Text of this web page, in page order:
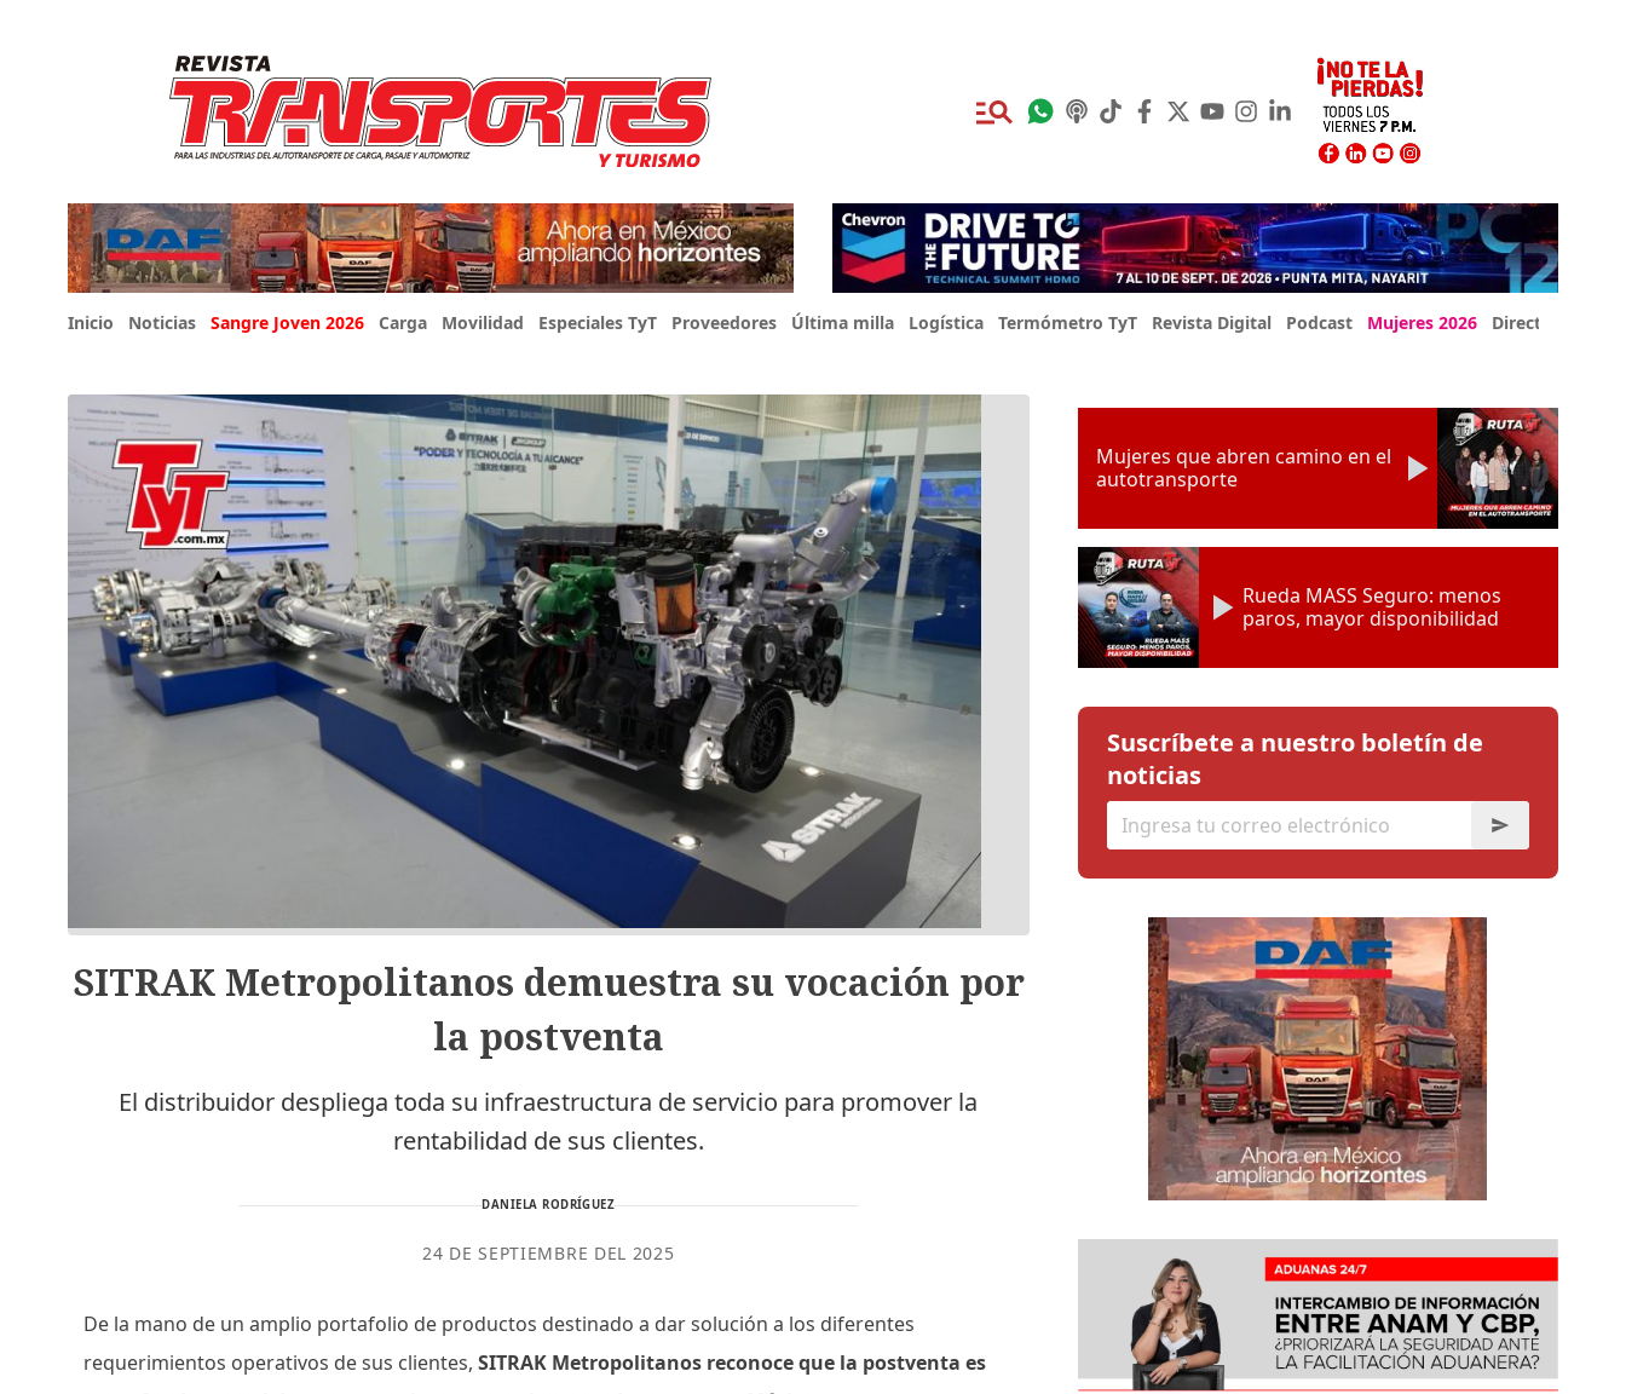
Inicio Noticias Sangre Joven 2026 Carga Movilidad Especiales TyT Proveedores Última milla Logística Termómetro TyT Revista Digital Podcast Mujeres 2026 Directorio Expo
SITRAK Metropolitanos demuestra su vocación por
la postventa
El distribuidor despliega toda su infraestructura de servicio para promover la
rentabilidad de sus clientes.
DANIELA RODRÍGUEZ
24 DE SEPTIEMBRE DEL 2025
De la mano de un amplio portafolio de productos destinado a dar solución a los diferentes
requerimientos operativos de sus clientes,SITRAK Metropolitanos reconoce que la postventa es
Mujeres que abren camino en el
autotransporte
Rueda MASS Seguro: menos
paros, mayor disponibilidad
Suscríbete a nuestro boletín de
noticias